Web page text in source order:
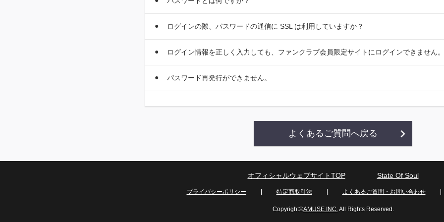
ログインの際、パスワードの通信に SSL は利用していますか？
ログイン情報を正しく入力しても、ファンクラブ会員限定サイトにログインできません。
パスワード再発行ができません。
よくあるご質問へ戻る
オフィシャルウェブサイトTOP State Of Soul
プライバシーポリシー 特定商取引法 よくあるご質問・お問い合わせ
Copyright©AMUSE INC.All Rights Reserved.